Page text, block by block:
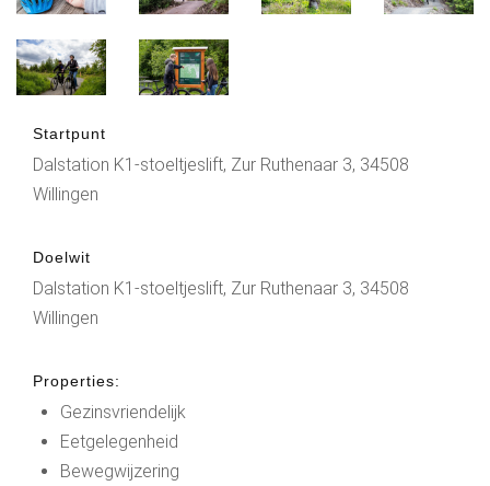
Startpunt
Dalstation K1-stoeltjeslift, Zur Ruthenaar 3, 34508
Willingen
Doelwit
Dalstation K1-stoeltjeslift, Zur Ruthenaar 3, 34508
Willingen
Properties:
Gezinsvriendelijk
Eetgelegenheid
Bewegwijzering